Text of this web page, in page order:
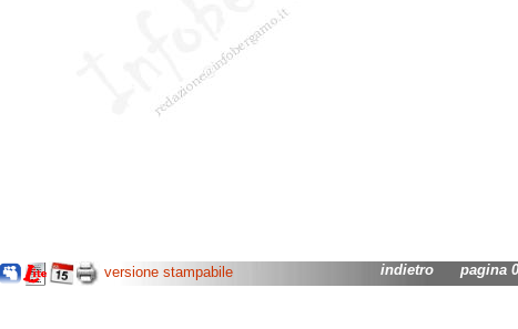
versione stampabile indietropagina